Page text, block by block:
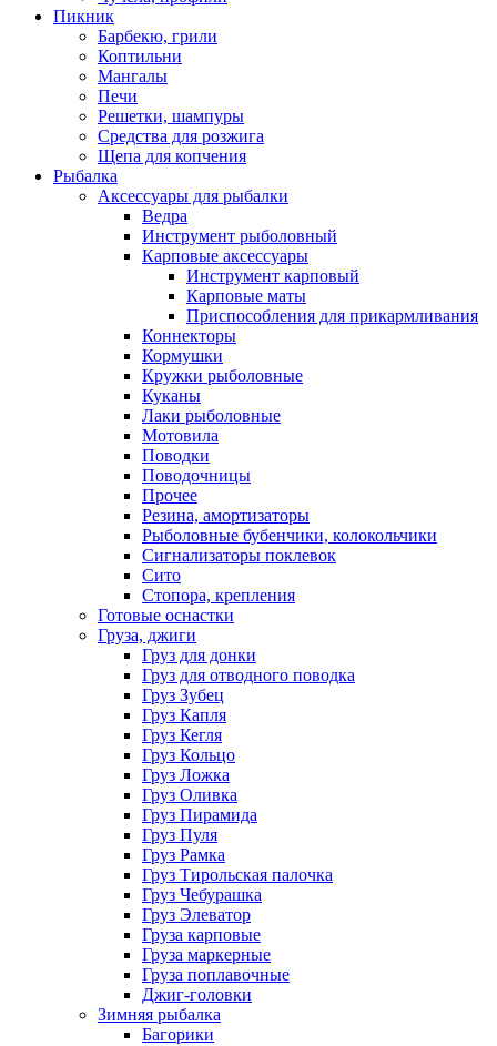
Пикник
Барбекю, грили
Коптильни
Мангалы
Печи
Решетки, шампуры
Средства для розжига
Щепа для копчения
Рыбалка
Аксессуары для рыбалки
Ведра
Инструмент рыболовный
Карповые аксессуары
Инструмент карповый
Карповые маты
Приспособления для прикармливания
Коннекторы
Кормушки
Кружки рыболовные
Куканы
Лаки рыболовные
Мотовила
Поводки
Поводочницы
Прочее
Резина, амортизаторы
Рыболовные бубенчики, колокольчики
Сигнализаторы поклевок
Сито
Стопора, крепления
Готовые оснастки
Груза, джиги
Груз для донки
Груз для отводного поводка
Груз Зубец
Груз Капля
Груз Кегля
Груз Кольцо
Груз Ложка
Груз Оливка
Груз Пирамида
Груз Пуля
Груз Рамка
Груз Тирольская палочка
Груз Чебурашка
Груз Элеватор
Груза карповые
Груза маркерные
Груза поплавочные
Джиг-головки
Зимняя рыбалка
Багорики